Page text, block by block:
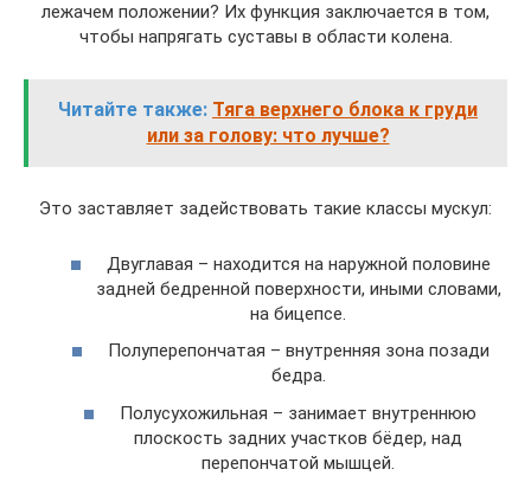
лежачем положении? Их функция заключается в том,
чтобы напрягать суставы в области колена.
Читайте также: Тяга верхнего блока к груди
или за голову: что лучше?
Это заставляет задействовать такие классы мускул:
Двуглавая – находится на наружной половине
задней бедренной поверхности, иными словами,
на бицепсе.
Полуперепончатая – внутренняя зона позади
бедра.
Полусухожильная – занимает внутреннюю
плоскость задних участков бёдер, над
перепончатой мышцей.